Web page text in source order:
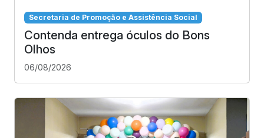
Secretaria de Promoção e Assistência Social
Contenda entrega óculos do Bons
Olhos
06/08/2026